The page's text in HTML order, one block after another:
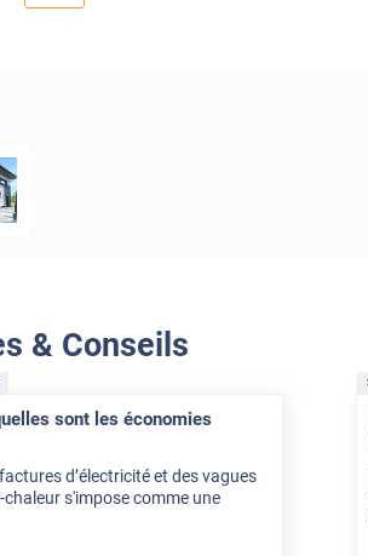
& Conseils
sont les économies
d’électricité et des vagues
s'impose comme une